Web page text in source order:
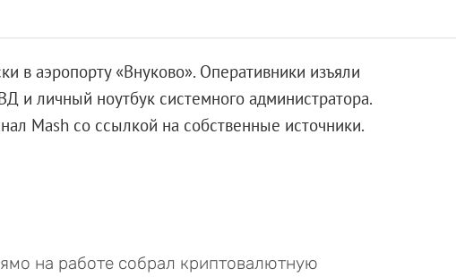
в аэропорту «Внуково». Оперативники изъяли
и личный ноутбук системного администратора.
Mash со ссылкой на собственные источники.
на работе собрал криптовалютную